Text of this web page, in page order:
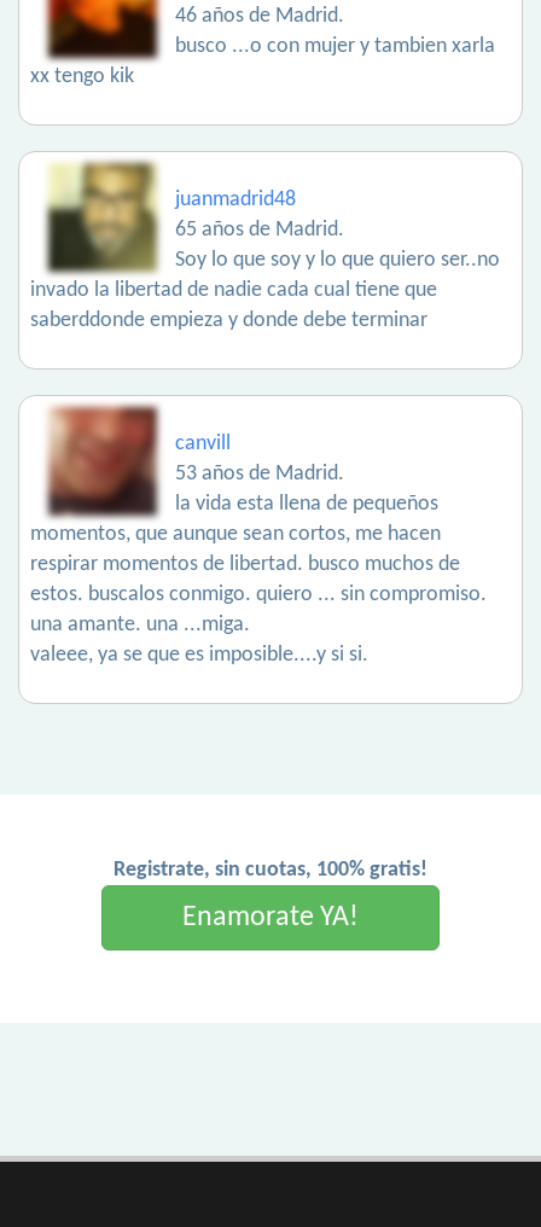
46 años de Madrid.
busco ...o con mujer y tambien xarla
xx tengo kik
juanmadrid48
65 años de Madrid.
Soy lo que soy y lo que quiero ser..no
invado la libertad de nadie cada cual tiene que
saberddonde empieza y donde debe terminar
canvill
53 años de Madrid.
la vida esta llena de pequeños
momentos, que aunque sean cortos, me hacen
respirar momentos de libertad. busco muchos de
estos. buscalos conmigo. quiero ... sin compromiso.
una amante. una ...miga.
valeee, ya se que es imposible....y si si.
Registrate, sin cuotas, 100% gratis!
Enamorate YA!